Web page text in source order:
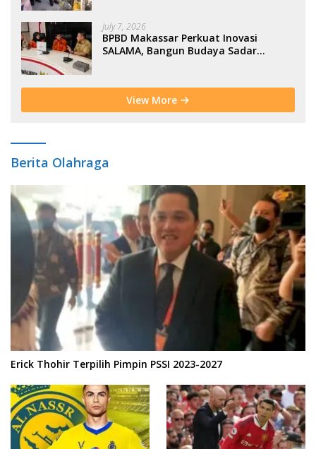
July 7, 2026
BPBD Makassar Perkuat Inovasi
SALAMA, Bangun Budaya Sadar
View More
Berita Olahraga
Erick Thohir Terpilih Pimpin PSSI 2023-2027